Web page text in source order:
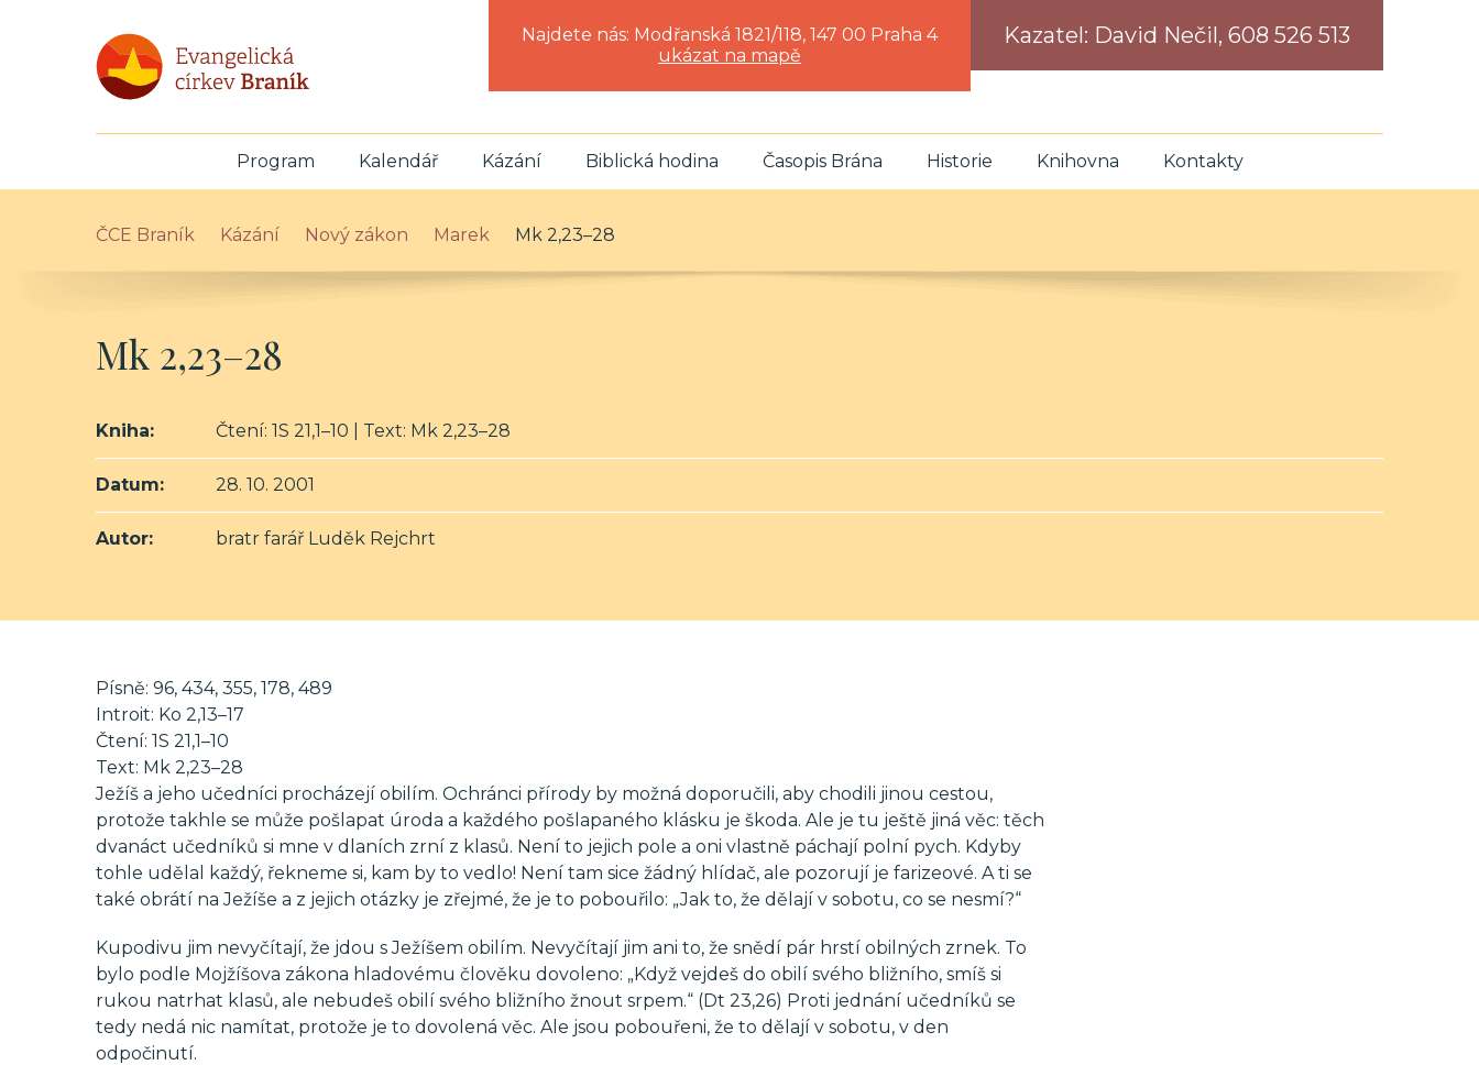
Najdete nás: Modřanská 1821/118, 147 00 Praha 4
ukázat na mapě
Kazatel: David Nečil, 608 526 513
Program Kalendář Kázání Biblická hodina Časopis Brána Historie Knihovna Kontakty
ČCE Braník Kázání Nový zákon Marek Mk 2,23–28
Mk 2,23–28
Kniha: Čtení: 1S 21,1–10 | Text: Mk 2,23–28
Datum: 28. 10. 2001
Autor: bratr farář Luděk Rejchrt
Písně: 96, 434, 355, 178, 489
Introit: Ko 2,13–17
Čtení: 1S 21,1–10
Text: Mk 2,23–28
Ježíš a jeho učedníci procházejí obilím. Ochránci přírody by možná doporučili, aby chodili jinou cestou,
protože takhle se může pošlapat úroda a každého pošlapaného klásku je škoda. Ale je tu ještě jiná věc: těch
dvanáct učedníků si mne v dlaních zrní z klasů. Není to jejich pole a oni vlastně páchají polní pych. Kdyby
tohle udělal každý, řekneme si, kam by to vedlo! Není tam sice žádný hlídač, ale pozorují je farizeové. A ti se
také obrátí na Ježíše a z jejich otázky je zřejmé, že je to pobouřilo: „Jak to, že dělají v sobotu, co se nesmí?“
Kupodivu jim nevyčítají, že jdou s Ježíšem obilím. Nevyčítají jim ani to, že snědí pár hrstí obilných zrnek. To
bylo podle Mojžíšova zákona hladovému člověku dovoleno: „Když vejdeš do obilí svého bližního, smíš si
rukou natrhat klasů, ale nebudeš obilí svého bližního žnout srpem.“ (Dt 23,26) Proti jednání učedníků se
tedy nedá nic namítat, protože je to dovolená věc. Ale jsou pobouřeni, že to dělají v sobotu, v den
odpočinutí.